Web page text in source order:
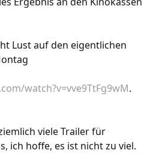
Lust auf den eigentlichen
watch?v=vve9TtFg9wM.
viele Trailer für
ich hoffe, es ist nicht zu viel.